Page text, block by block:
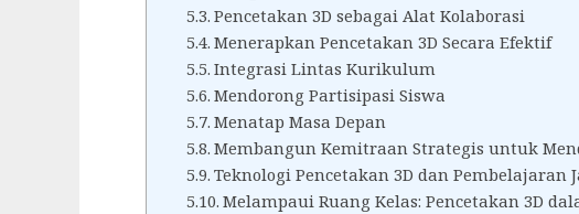
Pencetakan 3D sebagai Alat Kolaborasi
Menerapkan Pencetakan 3D Secara Efektif
Integrasi Lintas Kurikulum
Mendorong Partisipasi Siswa
Menatap Masa Depan
Membangun Kemitraan Strategis untuk
Teknologi Pencetakan 3D dan Pembelajaran
Melampaui Ruang Kelas: Pencetakan 3D